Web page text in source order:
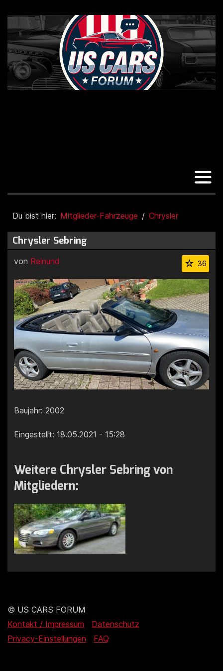
Du bist hier: Mitglieder-Fahrzeuge Chrysler
Chrysler Sebring
36
von Reinund
Baujahr: 2002
Eingestellt: 18.05.2021 - 15:28
Weitere Chrysler Sebring von
Mitgliedern:
© US CARS FORUM
Kontakt / Impressum
Datenschutz
Privacy-Einstellungen
FAQ